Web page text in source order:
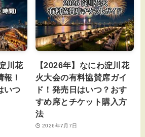
川花
！
いつ
【2026年】なにわ淀川花
火大会の有料協賛席ガイ
ド！発売日はいつ？おす
すめ席とチケット購入方
法
2026年7月7日